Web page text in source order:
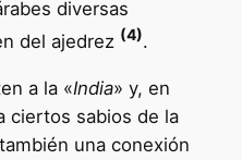
diversas
del ajedrez (4).
a la «India» y, en
ciertos sabios de la
una conexión